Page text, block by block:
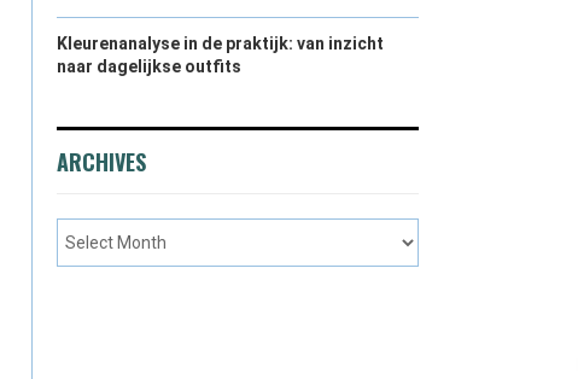
Kleurenanalyse in de praktijk: van inzicht
naar dagelijkse outfits
ARCHIVES